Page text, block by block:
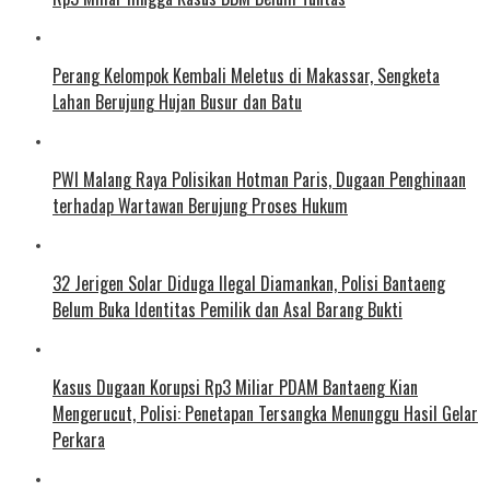
Perang Kelompok Kembali Meletus di Makassar, Sengketa
Lahan Berujung Hujan Busur dan Batu
PWI Malang Raya Polisikan Hotman Paris, Dugaan Penghinaan
terhadap Wartawan Berujung Proses Hukum
32 Jerigen Solar Diduga Ilegal Diamankan, Polisi Bantaeng
Belum Buka Identitas Pemilik dan Asal Barang Bukti
Kasus Dugaan Korupsi Rp3 Miliar PDAM Bantaeng Kian
Mengerucut, Polisi: Penetapan Tersangka Menunggu Hasil Gelar
Perkara